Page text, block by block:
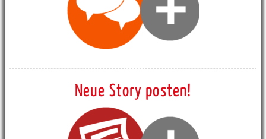
Neue Story posten!